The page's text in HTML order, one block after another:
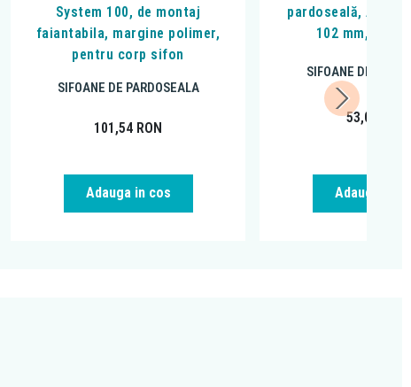
System 100, de montaj
faiantabila, margine polimer,
pentru corp sifon
SIFOANE DE PARDOSEALA
101,54 RON
Adauga in cos
pardoseală,
102 mm,
SIFOANE DE
53,00
Adauga in